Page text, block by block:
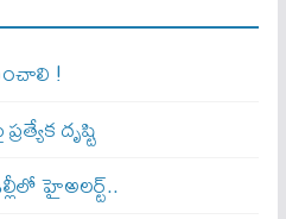
!
దృష్టి
హైఅలర్ట్..